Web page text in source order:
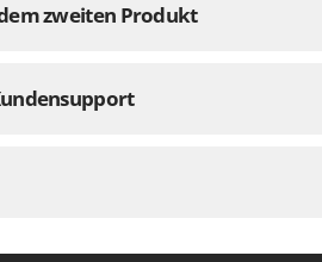
zweiten Produkt